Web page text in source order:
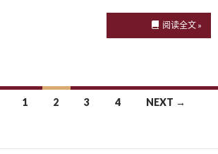
阅读全文 »
1 2 3 4 NEXT →